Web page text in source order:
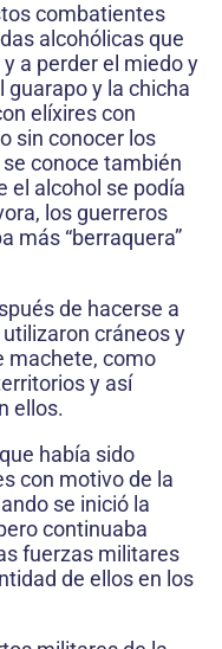
combatientes
alcohólicas que
a perder el miedo y
guarapo y la chicha
elíxires con
sin conocer los
conoce también
el alcohol se podía
los guerreros
más “berraquera”
de hacerse a
cráneos y
machete, como
y así
ellos.
había sido
con motivo de la
se inició la
continuaba
fuerzas militares
de ellos en los